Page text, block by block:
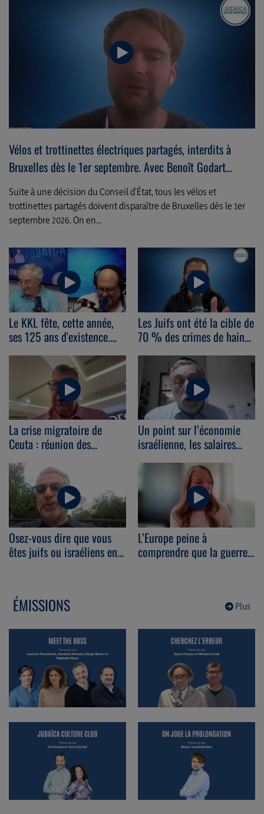
Vélos et trottinettes électriques partagés, interdits à
Bruxelles dès le 1er septembre. Avec Benoît Godart
(06/08/2026)
Suite à une décision du Conseil d'État, tous les vélos et
trottinettes partagés doivent disparaître de Bruxelles dès le 1er
septembre 2026. On en...
Le KKL fête, cette année,
ses 125 ans d'existence.
(06/08/2026)
Les Juifs ont été la cible de
70 % des crimes de haine
juillet 2026. Avec
Sébastien Lévi
(05/08/2026)
La crise migratoire de
Ceuta : réunion des
ministres de l'UE. Avec
Alberto Toscano
(05/08/2026)
Un point sur l’économie
israélienne, les salaires
moyens et la high-tech.
Avec Daniel Guggenheim
(05/08/2026)
Osez-vous dire que vous
êtes juifs ou israéliens en
(05/08/2026)
L’Europe peine à
comprendre que la guerre
Plus
ÉMISSIONS